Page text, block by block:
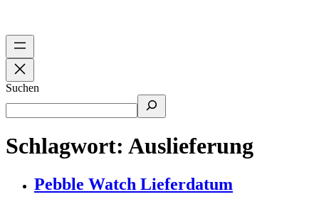
Suchen
Schlagwort: Auslieferung
Pebble Watch Lieferdatum